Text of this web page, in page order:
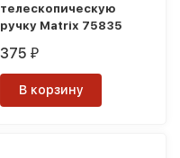
телескопическую
ручку Matrix 75835
375₽
В корзину